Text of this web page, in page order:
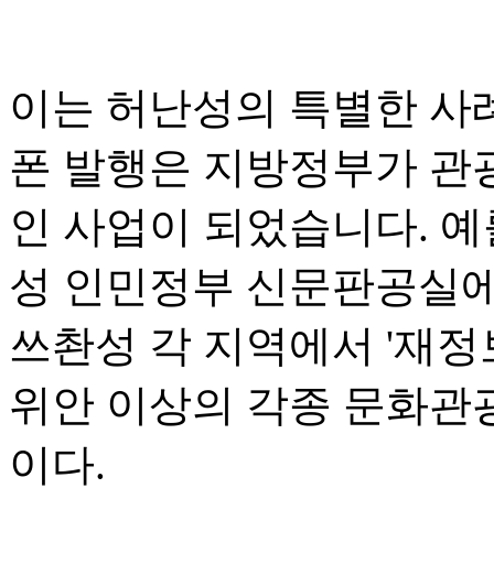
이는 허난성의 특별한 사
폰 발행은 지방정부가 관
인 사업이 되었습니다.
성 인민정부 신문판공실
쓰촨성 각 지역에서 '재
위안 이상의 각종 문화관
이다.